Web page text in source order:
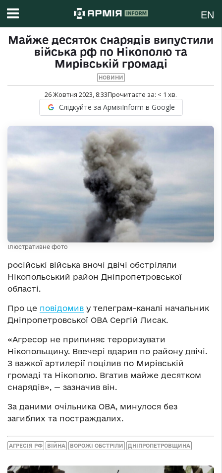
EN
Майже десяток снарядів випустили
війська рф по Нікополю та
Мирівській громаді
НОВИНИ
26 Жовтня 2023, 8:33Прочитаєте за: < 1 хв.
Слідкуйте за АрміяInform в Google
Ілюстративне фото
російські війська вночі двічі обстріляли
Нікопольський район Дніпропетровської
області.
Про це повідомив у телеграм-каналі начальник
Дніпропетровської ОВА Сергій Лисак.
«Агресор не припиняє тероризувати
Нікопольщину. Ввечері вдарив по району двічі.
З важкої артилерії поцілив по Мирівській
громаді та Нікополю. Вгатив майже десятком
снарядів», — зазначив він.
За даними очільника ОВА, минулося без
загиблих та постраждалих.
АГРЕСІЯ РФ ВІЙНА ВОРОЖІ ОБСТРІЛИ ДНІПРОПЕТРОВЩИНА